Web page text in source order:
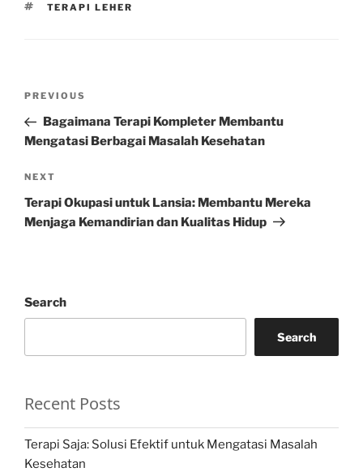
TAGS
TERAPI LEHER
Previous
Post
PREVIOUS
Bagaimana Terapi Kompleter Membantu
Mengatasi Berbagai Masalah Kesehatan
Next
Post
NEXT
Terapi Okupasi untuk Lansia: Membantu Mereka
Menjaga Kemandirian dan Kualitas Hidup
Search
Search
Recent Posts
Terapi Saja: Solusi Efektif untuk Mengatasi Masalah
Kesehatan